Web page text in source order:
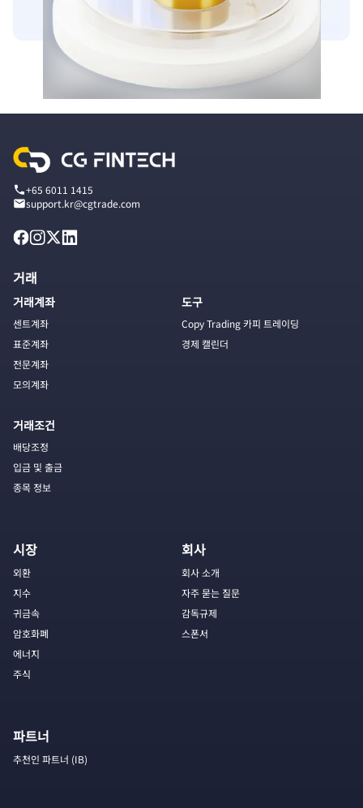
+65 6011 1415
support.kr@cgtrade.com
거래
거래계좌
센트계좌
표준계좌
전문계좌
모의계좌
거래조건
배당조정
입금 및 출금
종목 정보
도구
Copy Trading 카피 트레이딩
경제 캘린더
시장
외환
지수
귀금속
암호화폐
에너지
주식
회사
회사 소개
자주 묻는 질문
감독규제
스폰서
파트너
추천인 파트너 (IB)